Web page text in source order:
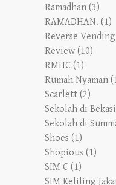
Ramadhan (3)
RAMADHAN. (1)
Reverse
Review (10)
RMHC (1)
Rumah Nyaman
Scarlett (2)
Sekolah di Bekasi
Sekolah di
Shoes (1)
Shopious (1)
SIM C (1)
SIM Keliling